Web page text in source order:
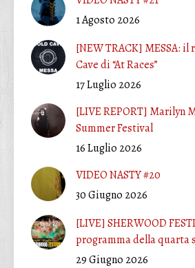
1 Agosto 2026
[NEW TRACK] MESSA:
Cave di “At Races”
17 Luglio 2026
[LIVE REPORT] Marilyn
Summer Festival
16 Luglio 2026
VIDEO NASTY #20
30 Giugno 2026
[LIVE] SHERWOOD
programma della quarta
29 Giugno 2026